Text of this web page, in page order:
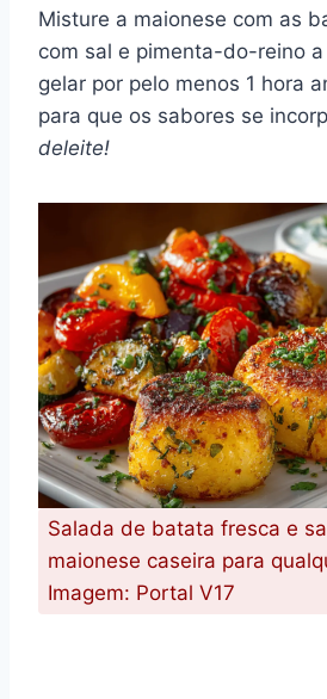
Misture a maionese com as
com sal e pimenta-do-reino
gelar por pelo menos 1 hora
para que os sabores se
deleite!
Salada de batata fresca e
maionese caseira para
Imagem: Portal V17